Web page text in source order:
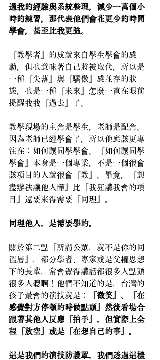
過我的經驗與系統整理，減少一萬個小
時的練習，那代表他們會花更少的時間
學會，甚至比我更強。
『教學者』的成就來自學生學會的感
動，但也意味著自己將被取代，所以是
一種『失落』與『驕傲』感並存的狀
態，也是一種『未來』怎麼一直在眼前
提醒我我『過去』了。
教學現場的主角是學生，老師是配角。
因為老師已經學會了，所以他應該更專
注在：如何讓同學學會。『如何讓同學
學會』本身是一個專業，不是一個很會
該項目的人就很會『教』。畢竟，『想
盡辦法讓他人懂』比『我狂講我會的項
目』還要來得需要『同理』。
同理他人，是需要學的。
關於第二點『所謂公眾，就不是你的同
溫層』，部分學者、專家或是父權思想
下的長輩，常會覺得講話都很多人點頭
很多人聽啊！他們不知道的是，台灣的
孩子最會的演技就是：
『微笑』、『在
感覺對方停頓的時候點頭』然後看場合
跟著其他人反應『拍手』，但實際上全
程『放空』或是『在想自己的事』。
這是我們的演技防護罩，我們透過這樣